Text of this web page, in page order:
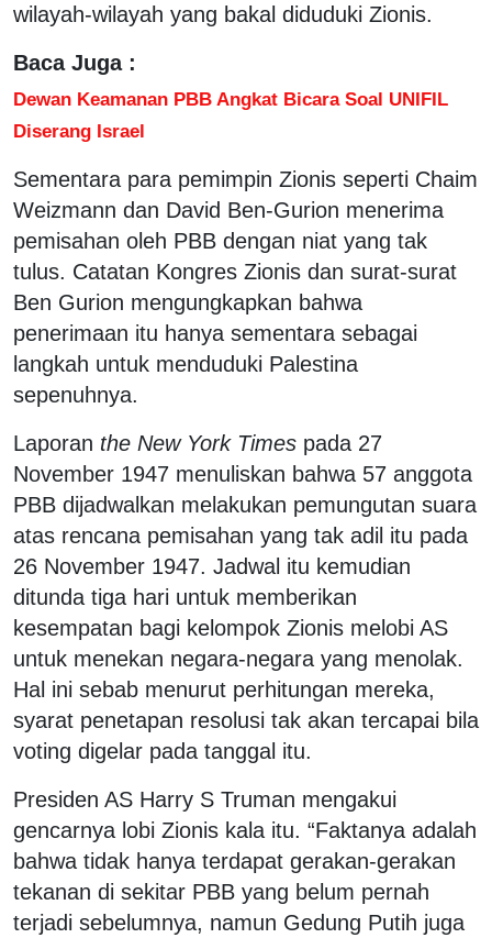
wilayah-wilayah yang bakal diduduki Zionis.
Baca Juga :
Dewan Keamanan PBB Angkat Bicara Soal UNIFIL
Diserang Israel
Sementara para pemimpin Zionis seperti Chaim
Weizmann dan David Ben-Gurion menerima
pemisahan oleh PBB dengan niat yang tak
tulus. Catatan Kongres Zionis dan surat-surat
Ben Gurion mengungkapkan bahwa
penerimaan itu hanya sementara sebagai
langkah untuk menduduki Palestina
sepenuhnya.
Laporan the New York Times pada 27
November 1947 menuliskan bahwa 57 anggota
PBB dijadwalkan melakukan pemungutan suara
atas rencana pemisahan yang tak adil itu pada
26 November 1947. Jadwal itu kemudian
ditunda tiga hari untuk memberikan
kesempatan bagi kelompok Zionis melobi AS
untuk menekan negara-negara yang menolak.
Hal ini sebab menurut perhitungan mereka,
syarat penetapan resolusi tak akan tercapai bila
voting digelar pada tanggal itu.
Presiden AS Harry S Truman mengakui
gencarnya lobi Zionis kala itu. “Faktanya adalah
bahwa tidak hanya terdapat gerakan-gerakan
tekanan di sekitar PBB yang belum pernah
terjadi sebelumnya, namun Gedung Putih juga